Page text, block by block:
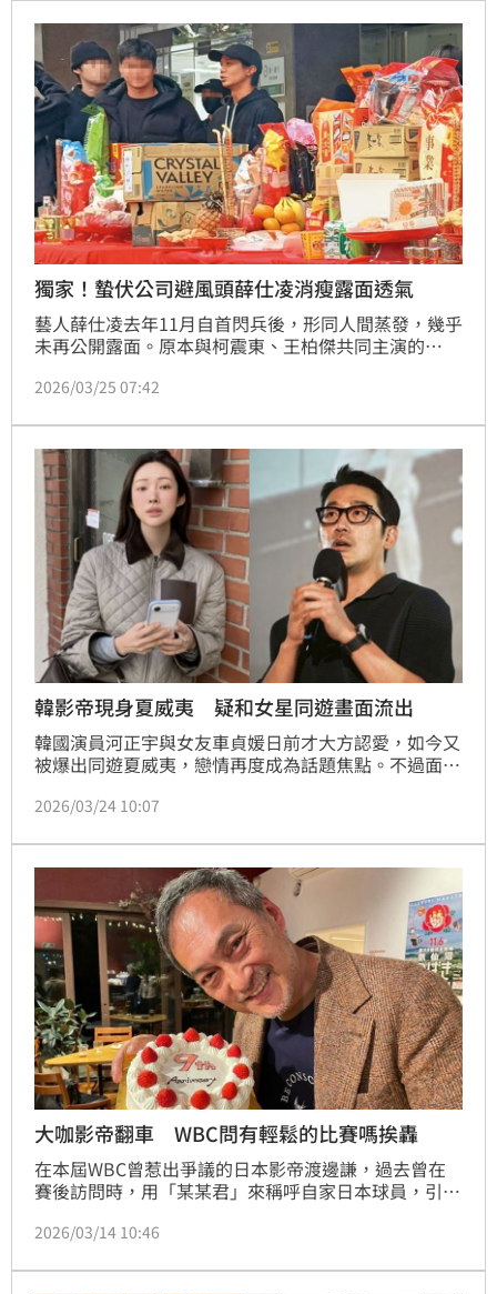
獨家！蟄伏公司避風頭薛仕凌消瘦露面透氣
藝人薛仕凌去年11月自首閃兵後，形同人間蒸發，幾乎
未再公開露面。原本與柯震東、王柏傑共同主演的
他，當時被解讀為「復出無期」；不過，本刊讀者直
出。
2026/03/25 07:42
韓影帝現身夏威夷 疑和女星同遊畫面流出
韓國演員河正宇與女友車貞媛日前才大方認愛，如今又
被爆出同遊夏威夷，戀情再度成為話題焦點。不過面對
2026/03/24 10:07
大咖影帝翻車 WBC問有輕鬆的比賽嗎挨轟
在本屆WBC曾惹出爭議的日本影帝渡邊謙，過去曾在
賽後訪問時，用「某某君」來稱呼自家日本球員，引發
本隊總教練井端弘和，針對C組4場賽事脫口：「這4場
蔡維歆
2026/03/14 10:46